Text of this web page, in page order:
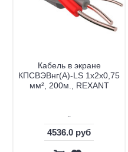
Кабель в экране
КПСВЭВнг(А)-LS 1х2х0,75
мм², 200м., REXANT
4536.0 руб